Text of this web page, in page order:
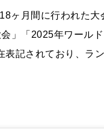
ヶ月間に行われた
」「2025年ワール
表記されており、ラ